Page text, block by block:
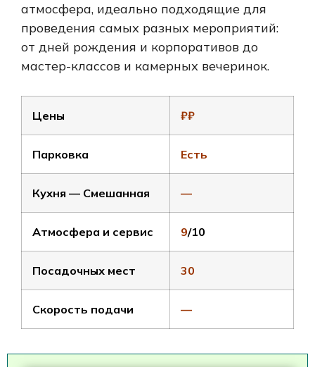
атмосфера, идеально подходящие для
проведения самых разных мероприятий:
от дней рождения и корпоративов до
мастер-классов и камерных вечеринок.
Цены ₽₽
Парковка Есть
Кухня — Смешанная —
Атмосфера и сервис 9/10
Посадочных мест 30
Скорость подачи —